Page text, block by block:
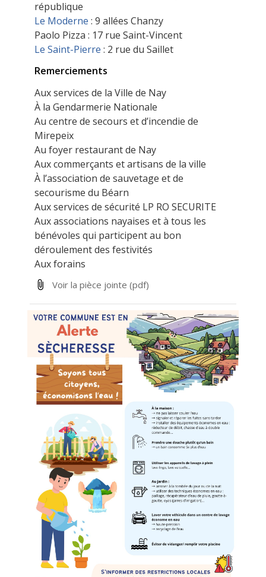
république
Le Moderne : 9 allées Chanzy
Paolo Pizza : 17 rue Saint-Vincent
Le Saint-Pierre : 2 rue du Saillet
Remerciements
Aux services de la Ville de Nay
À la Gendarmerie Nationale
Au centre de secours et d’incendie de
Mirepeix
Au foyer restaurant de Nay
Aux commerçants et artisans de la ville
À l’association de sauvetage et de
secourisme du Béarn
Aux services de sécurité LP RO SECURITE
Aux associations nayaises et à tous les
bénévoles qui participent au bon
déroulement des festivités
Aux forains
Voir la pièce jointe (pdf)